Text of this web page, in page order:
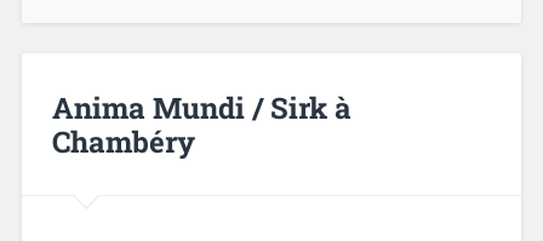
Anima Mundi / Sirk à
Chambéry